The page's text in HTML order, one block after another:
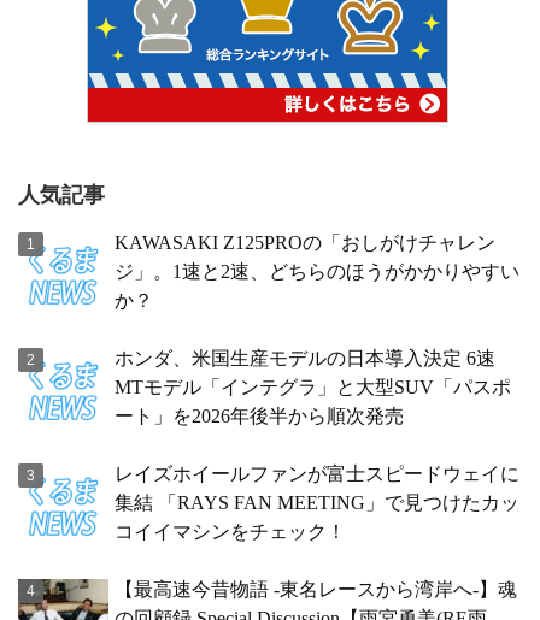
人気記事
KAWASAKI Z125PROの「おしがけチャレン
ジ」。1速と2速、どちらのほうがかかりやすい
か？
ホンダ、米国生産モデルの日本導入決定 6速
MTモデル「インテグラ」と大型SUV「パスポ
ート」を2026年後半から順次発売
レイズホイールファンが富士スピードウェイに
集結 「RAYS FAN MEETING」で見つけたカッ
コイイマシンをチェック！
【最高速今昔物語 -東名レースから湾岸へ-】魂